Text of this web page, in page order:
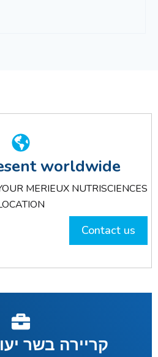
Contact us
worldwide
MERIEUX NUTRISCIENCES
קריירה בשר